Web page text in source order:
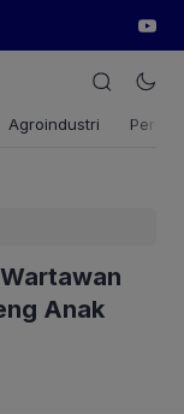
Agroindustri
Anak